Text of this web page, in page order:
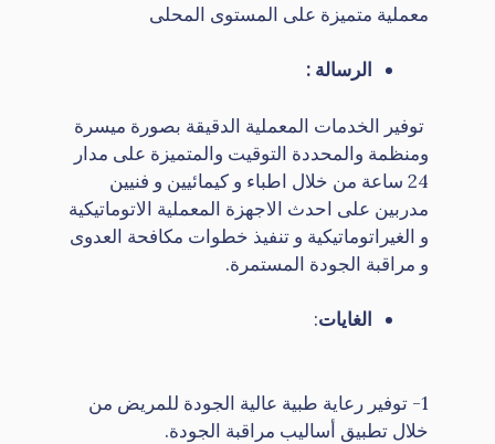
معملية متميزة على المستوى المحلى
الرسالة :
توفير الخدمات المعملية الدقيقة بصورة ميسرة
ومنظمة والمحددة التوقيت والمتميزة على مدار
24 ساعة من خلال اطباء و كيمائيين و فنيين
مدربين على احدث الاجهزة المعملية الاتوماتيكية
و الغيراتوماتيكية و تنفيذ خطوات مكافحة العدوى
و مراقبة الجودة المستمرة.
الغايات:
1- توفير رعاية طبية عالية الجودة للمريض من
خلال تطبيق أساليب مراقبة الجودة.